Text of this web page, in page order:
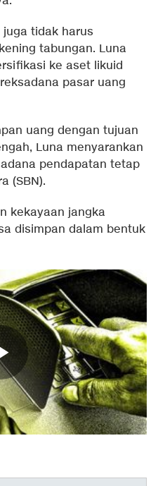
tidak harus
tabungan. Luna
ke aset likuid
pasar uang
uang dengan tujuan
Luna menyarankan
pendapatan tetap
(SBN).
kekayaan jangka
disimpan dalam bentuk